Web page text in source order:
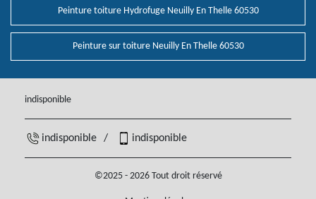
Peinture toiture Hydrofuge Neuilly En Thelle 60530
Peinture sur toiture Neuilly En Thelle 60530
indisponible
indisponible / indisponible
©2025 - 2026 Tout droit réservé